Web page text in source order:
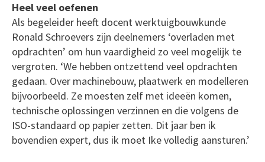
Heel veel oefenen
Als begeleider heeft docent werktuigbouwkunde
Ronald Schroevers zijn deelnemers ‘overladen met
opdrachten’ om hun vaardigheid zo veel mogelijk te
vergroten. ‘We hebben ontzettend veel opdrachten
gedaan. Over machinebouw, plaatwerk en modelleren
bijvoorbeeld. Ze moesten zelf met ideeën komen,
technische oplossingen verzinnen en die volgens de
ISO-standaard op papier zetten. Dit jaar ben ik
bovendien expert, dus ik moet Ike volledig aansturen.’